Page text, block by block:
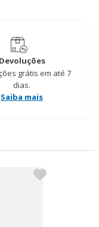
Devoluções
grátis em até 7
dias.
Saiba mais